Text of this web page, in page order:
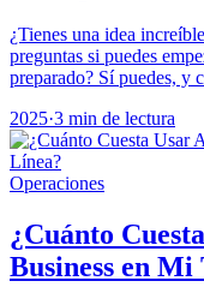
¿Tienes una idea
preguntas si puedes
preparado? Sí puedes, y
2025·3 min de lectura
Operaciones
¿Cuánto
Business en